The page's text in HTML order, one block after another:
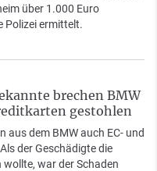
über 1.000 Euro
Polizei ermittelt.
brechen BMW
gestohlen
aus dem BMW auch EC- und
der Geschädigte die
war der Schaden